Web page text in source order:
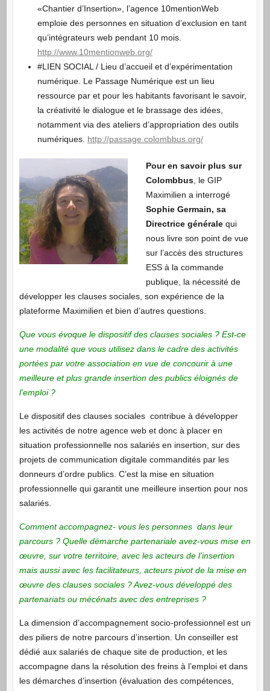
«Chantier d’Insertion», l’agence 10mentionWeb
emploie des personnes en situation d’exclusion en tant
qu’intégrateurs web pendant 10 mois.
http://www.10mentionweb.org/
#LIEN SOCIAL / Lieu d’accueil et d’expérimentation
numérique. Le Passage Numérique est un lieu
ressource par et pour les habitants favorisant le savoir,
la créativité le dialogue et le brassage des idées,
notamment via des ateliers d’appropriation des outils
numériques. http://passage.colombbus.org/
Pour en savoir plus sur
Colombbus, le GIP
Maximilien a interrogé
Sophie Germain, sa
Directrice généralequi
nous livre son point de vue
sur l’accès des structures
ESS à la commande
publique, la nécessité de
développer les clauses sociales, son expérience de la
plateforme Maximilien et bien d’autres questions.
Que vous évoque le dispositif des clauses sociales ? Est-ce
une modalité que vous utilisez dans le cadre des activités
portées par votre association en vue de concourir à une
meilleure et plus grande insertion des publics éloignés de
l’emploi ?
Le dispositif des clauses sociales contribue à développer
les activités de notre agence web et donc à placer en
situation professionnelle nos salariés en insertion, sur des
projets de communication digitale commandités par les
donneurs d’ordre publics. C’est la mise en situation
professionnelle qui garantit une meilleure insertion pour nos
salariés.
Comment accompagnez- vous les personnes dans leur
parcours ? Quelle démarche partenariale avez-vous mise en
œuvre, sur votre territoire, avec les acteurs de l’insertion
mais aussi avec les facilitateurs, acteurs pivot de la mise en
œuvre des clauses sociales ? Avez-vous développé des
partenariats ou mécénats avec des entreprises ?
La dimension d’accompagnement socio-professionnel est un
des piliers de notre parcours d’insertion. Un conseiller est
dédié aux salariés de chaque site de production, et les
accompagne dans la résolution des freins à l’emploi et dans
les démarches d’insertion (évaluation des compétences,